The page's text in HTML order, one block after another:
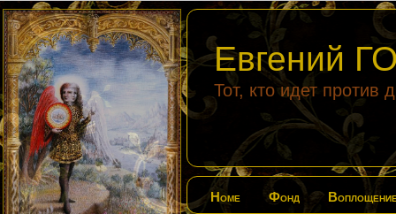
Евгений
Тот, кто идет против
Home Фонд